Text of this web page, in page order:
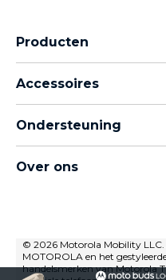
Producten
moto g-familie
thinkphone by motorola
Accessoires
moto tag
Ondersteuning
Reparatiestatus
Herstel en slimme
Over ons
Verkoopvoorwaarden
Gebruiksvoorwaarden
© 2026 Motorola Mobility
MOTOROLA en het
handelsmerken van Motorola